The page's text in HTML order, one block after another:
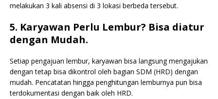
melakukan 3 kali absensi di 3 lokasi berbeda tersebut.
5. Karyawan Perlu Lembur? Bisa diatur
dengan Mudah.
Setiap pengajuan lembur, karyawan bisa langsung mengajukan
dengan tetap bisa dikontrol oleh bagian SDM (HRD) dengan
mudah. Pencatatan hingga penghitungan lemburnya pun bisa
terdokumentasi dengan baik oleh HRD.